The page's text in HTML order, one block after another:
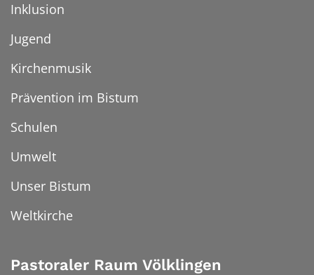
Inklusion
Jugend
Kirchenmusik
Prävention im Bistum
Schulen
Umwelt
Unser Bistum
Weltkirche
Pastoraler Raum Völklingen